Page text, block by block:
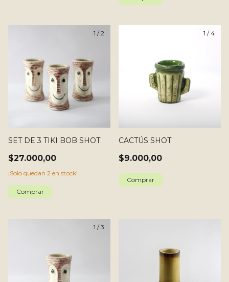
1 /2
SET DE 3 TIKI BOB SHOT
$27.000,00
¡Solo quedan 2 en stock!
1 /4
CACTÚS SHOT
$9.000,00
1 /3